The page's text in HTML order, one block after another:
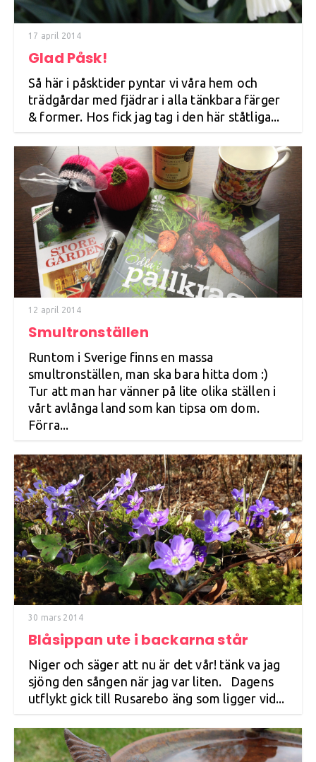
17 april 2014
Glad Påsk!
Så här i påsktider pyntar vi våra hem och
trädgårdar med fjädrar i alla tänkbara färger
& former. Hos fick jag tag i den här ståtliga...
12 april 2014
Smultronställen
Runtom i Sverige finns en massa
smultronställen, man ska bara hitta dom :)
Tur att man har vänner på lite olika ställen i
vårt avlånga land som kan tipsa om dom.
Förra...
30 mars 2014
Blåsippan ute i backarna står
Niger och säger att nu är det vår! tänk va jag
sjöng den sången när jag var liten. Dagens
utflykt gick till Rusarebo äng som ligger vid...